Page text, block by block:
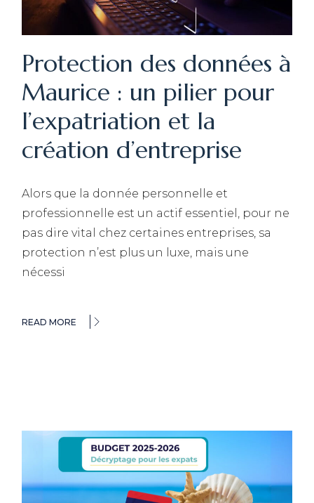
Protection des données à
Maurice : un pilier pour
l’expatriation et la
création d’entreprise
Alors que la donnée personnelle et
professionnelle est un actif essentiel, pour ne
pas dire vital chez certaines entreprises, sa
protection n’est plus un luxe, mais une
nécessi
READ MORE